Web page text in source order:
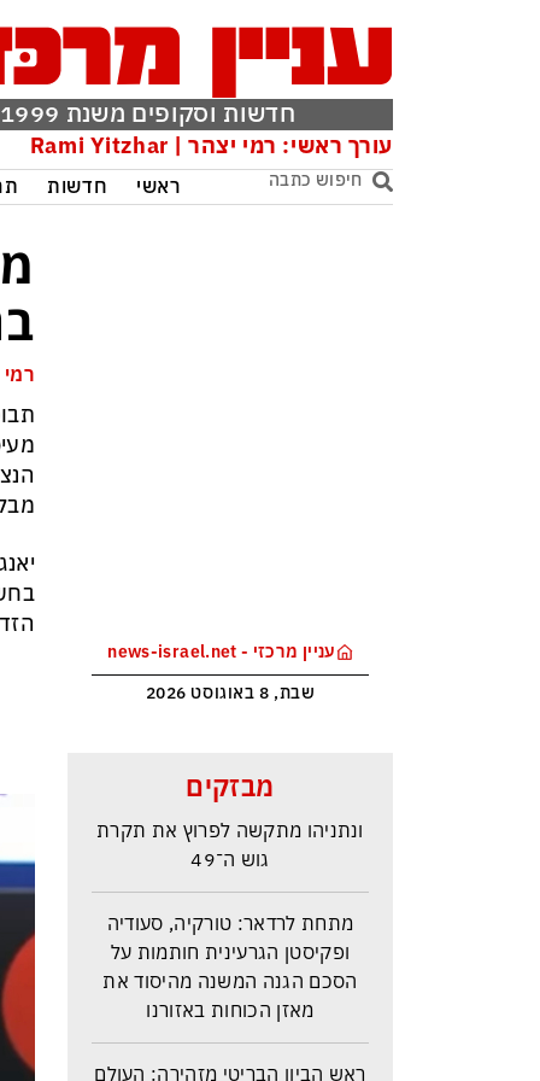
חדשות וסקופים משנת 1999
עורך ראשי: רמי יצהר | Rami Yitzhar
ראשי חדשות
עניין מרכזי - news-israel.net
שבת, 8 באוגוסט 2026
מבזקים
איזנקוט מתבסס במקום הראשון –
ונתניהו מתקשה לפרוץ את תקרת
גוש ה־49
מתחת לרדאר: טורקיה, סעודיה
ופקיסטן הגרעינית חותמות על
הסכם הגנה המשנה מהיסוד את
מאזן הכוחות באזורנו
ראש הביון הבריטי מזהירה: העולם